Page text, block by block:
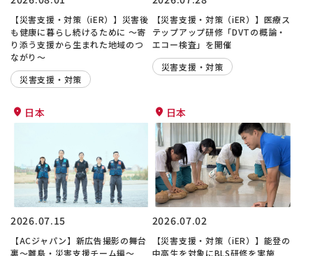
【災害支援・対策（iER）】災害後
も健康に暮らし続けるために ～寄
り添う支援から生まれた地域のつ
ながり～
災害支援・対策
【災害支援・対策（iER）】医療ス
テップアップ研修「DVTの概論・
エコー検査」を開催
災害支援・対策
日本
2026.07.15
【ACジャパン】新広告撮影の舞台
裏～離島・災害支援チーム編～
日本
2026.07.02
【災害支援・対策（iER）】能登の
中高生を対象にBLS研修を実施